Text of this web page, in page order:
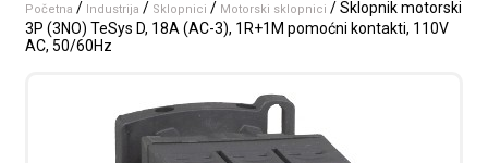
Početna / Industrija / Sklopnici / Motorski sklopnici / Sklopnik motorski
3P (3NO) TeSys D, 18A (AC-3), 1R+1M pomoćni kontakti, 110V
AC, 50/60Hz